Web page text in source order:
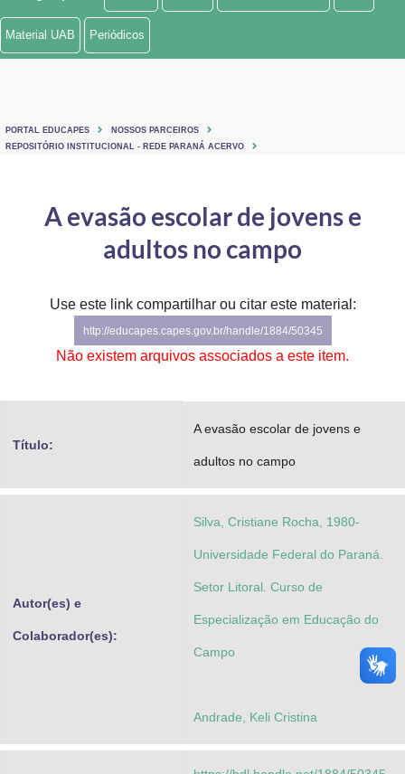
Ministério de Minas e Energia
Ministério do Turismo
Controladoria-Geral da União
Secretaria-Geral
Material UAB Periódicos
PORTAL EDUCAPES
NOSSOS PARCEIROS
REPOSITÓRIO INSTITUCIONAL - REDE PARANÁ ACERVO
A evasão escolar de jovens e
adultos no campo
Use este link compartilhar ou citar este material:
http://educapes.capes.gov.br/handle/1884/50345
Não existem arquivos associados a este item.
Título:
A evasão escolar de jovens e
adultos no campo
Autor(es) e
Colaborador(es):
Silva, Cristiane Rocha, 1980-
Universidade Federal do Paraná.
Setor Litoral. Curso de
Especialização em Educação do
Campo
Andrade, Keli Cristina